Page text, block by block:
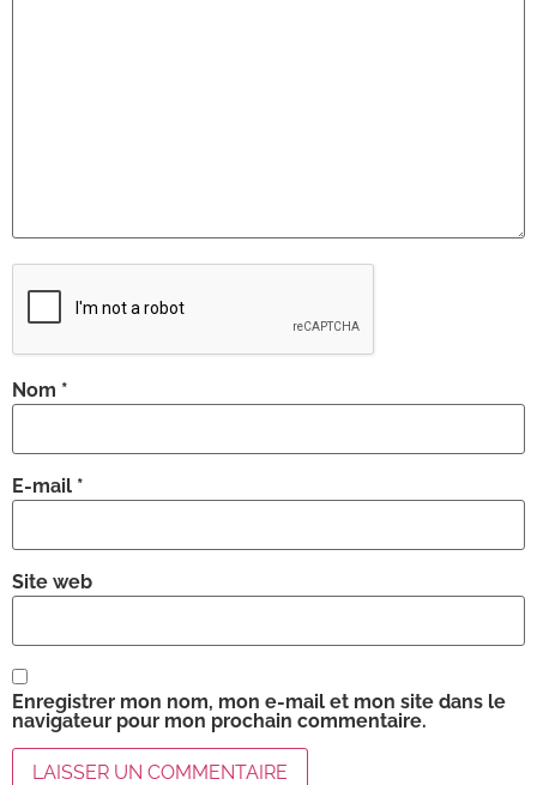
Nom *
E-mail *
Site web
Enregistrer mon nom, mon e-mail et mon site dans le
navigateur pour mon prochain commentaire.